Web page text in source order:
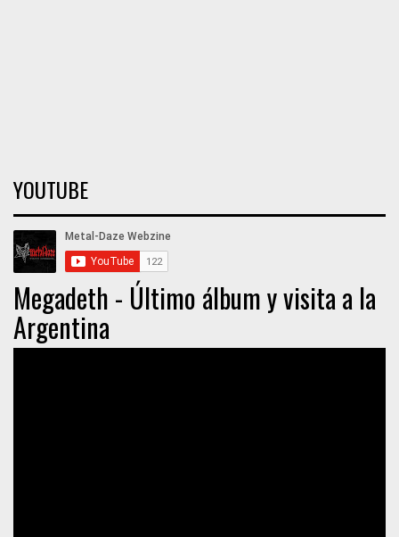
YOUTUBE
Megadeth - Último álbum y visita a la
Argentina